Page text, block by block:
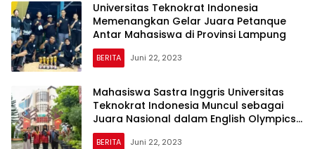
Universitas Teknokrat Indonesia
Memenangkan Gelar Juara Petanque
Antar Mahasiswa di Provinsi Lampung
BERITA Juni 22, 2023
Mahasiswa Sastra Inggris Universitas
Teknokrat Indonesia Muncul sebagai
Juara Nasional dalam English Olympics
2023
BERITA Juni 22, 2023